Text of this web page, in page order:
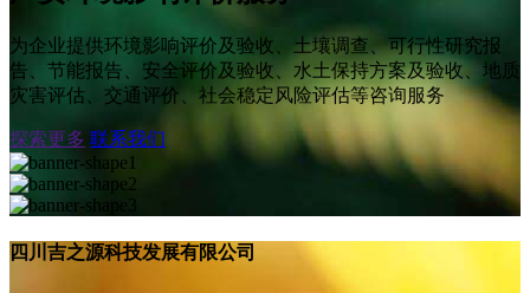
为企业提供环境影响评价及验收、土壤调查、可行性研究报
告、节能报告、安全评价及验收、水土保持方案及验收、地质
灾害评估、交通评价、社会稳定风险评估等咨询服务
探索更多 联系我们
四川吉之源科技发展有限公司